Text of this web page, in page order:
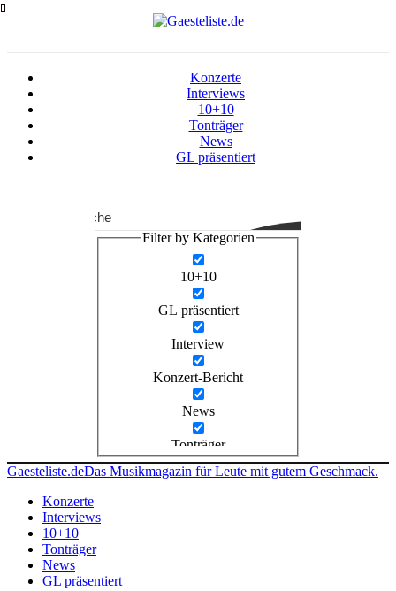
Konzerte
Interviews
10+10
Tonträger
News
GL präsentiert
Suche
Filter by Kategorien
10+10
GL präsentiert
Interview
Konzert-Bericht
News
Tonträger
Gaesteliste.deDas Musikmagazin für Leute mit gutem Geschmack.
Konzerte
Interviews
10+10
Tonträger
News
GL präsentiert